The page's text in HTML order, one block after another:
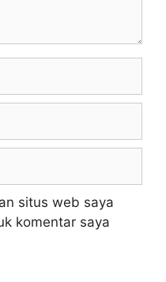
situs web saya
komentar saya